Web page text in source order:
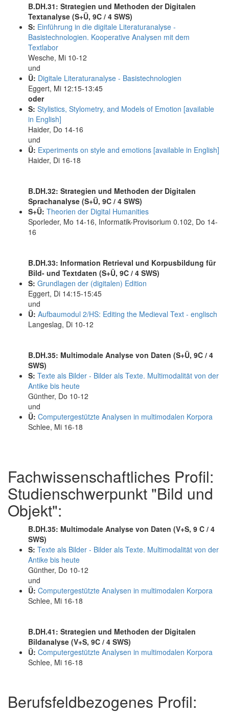
B.DH.31: Strategien und Methoden der Digitalen
Textanalyse (S+Ü, 9C / 4 SWS)
S: Einführung in die digitale Literaturanalyse -
Basistechnologien. Kooperative Analysen mit dem
Textlabor
Wesche, Mi 10-12
und
Ü: Digitale Literaturanalyse - Basistechnologien
Eggert, Mi 12:15-13:45
oder
S: Stylistics, Stylometry, and Models of Emotion [available
in English]
Haider, Do 14-16
und
Ü: Experiments on style and emotions [available in English]
Haider, Di 16-18
B.DH.32: Strategien und Methoden der Digitalen
Sprachanalyse (S+Ü, 9C / 4 SWS)
S+Ü: Theorien der Digital Humanities
Sporleder, Mo 14-16, Informatik-Provisorium 0.102, Do 14-
16
B.DH.33: Information Retrieval und Korpusbildung für
Bild- und Textdaten (S+Ü, 9C / 4 SWS)
S: Grundlagen der (digitalen) Edition
Eggert, Di 14:15-15:45
und
Ü: Aufbaumodul 2/HS: Editing the Medieval Text - englisch
Langeslag, Di 10-12
B.DH.35: Multimodale Analyse von Daten (S+Ü, 9C / 4
SWS)
S: Texte als Bilder - Bilder als Texte. Multimodalität von der
Antike bis heute
Günther, Do 10-12
und
Ü: Computergestützte Analysen in multimodalen Korpora
Schlee, Mi 16-18
Fachwissenschaftliches Profil:
Studienschwerpunkt "Bild und
Objekt":
B.DH.35: Multimodale Analyse von Daten (V+S, 9 C / 4
SWS)
S: Texte als Bilder - Bilder als Texte. Multimodalität von der
Antike bis heute
Günther, Do 10-12
und
Ü: Computergestützte Analysen in multimodalen Korpora
Schlee, Mi 16-18
B.DH.41: Strategien und Methoden der Digitalen
Bildanalyse (V+S, 9C / 4 SWS)
Ü: Computergestützte Analysen in multimodalen Korpora
Schlee, Mi 16-18
Berufsfeldbezogenes Profil: